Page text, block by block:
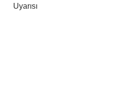
Uyarısı